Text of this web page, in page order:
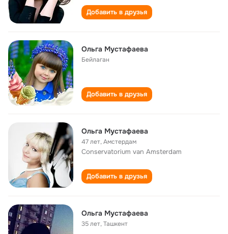
Добавить в друзья
Ольга Мустафаева
Бейлаган
Добавить в друзья
Ольга Мустафаева
47 лет,Амстердам
Conservatorium van Amsterdam
Добавить в друзья
Ольга Мустафаева
35 лет,Ташкент